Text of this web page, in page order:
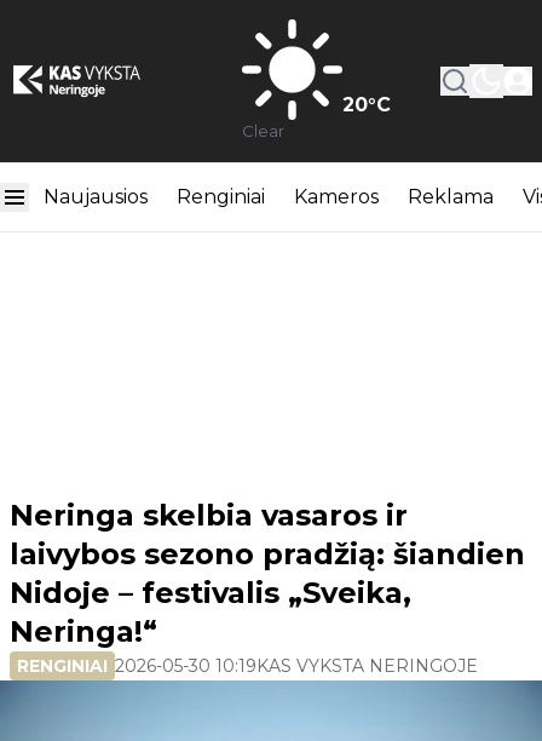
20°C
Clear
Naujausios Renginiai Kameros Reklama
Neringa skelbia vasaros ir
laivybos sezono pradžią: šiandien
Nidoje – festivalis „Sveika,
Neringa!“
RENGINIAI 2026-05-30 10:19KAS VYKSTA NERINGOJE